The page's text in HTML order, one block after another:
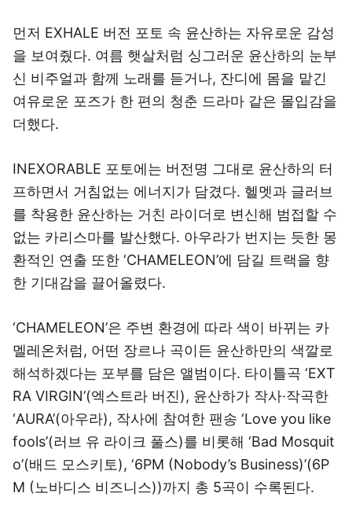
먼저 EXHALE 버전 포토 속 윤산하는 자유로운 감성
을 보여줬다. 여름 햇살처럼 싱그러운 윤산하의 눈부
신 비주얼과 함께 노래를 듣거나, 잔디에 몸을 맡긴
여유로운 포즈가 한 편의 청춘 드라마 같은 몰입감을
더했다.
INEXORABLE 포토에는 버전명 그대로 윤산하의 터
프하면서 거침없는 에너지가 담겼다. 헬멧과 글러브
를 착용한 윤산하는 거친 라이더로 변신해 범접할 수
없는 카리스마를 발산했다. 아우라가 번지는 듯한 몽
환적인 연출 또한 ‘CHAMELEON’에 담길 트랙을 향
한 기대감을 끌어올렸다.
‘CHAMELEON’은 주변 환경에 따라 색이 바뀌는 카
멜레온처럼, 어떤 장르나 곡이든 윤산하만의 색깔로
해석하겠다는 포부를 담은 앨범이다. 타이틀곡 ‘EXT
RA VIRGIN’(엑스트라 버진), 윤산하가 작사·작곡한
‘AURA’(아우라), 작사에 참여한 팬송 ‘Love you like
fools’(러브 유 라이크 풀스)를 비롯해 ‘Bad Mosquit
o’(배드 모스키토), ‘6PM (Nobody’s Business)’(6P
M (노바디스 비즈니스))까지 총 5곡이 수록된다.